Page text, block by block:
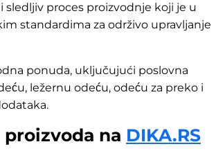
sledljiv proces proizvodnje koji je u
standardima za održivo upravljanje
ponuda, uključujući poslovna
ležernu odeću, odeću za preko i
na DIKA.RS